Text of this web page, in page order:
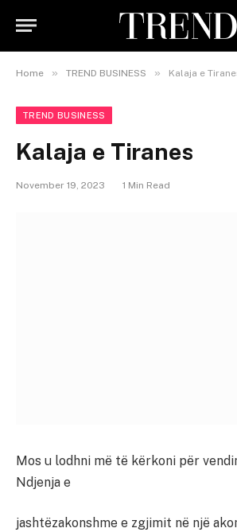
Home » TREND BUSINESS » Kalaja e
TREND BUSINESS
Kalaja e Tiranes
November 19, 2023 1 Min Read
Mos u lodhni më të kërkoni për
Ndjenja e
jashtëzakonshme e zgjimit në një